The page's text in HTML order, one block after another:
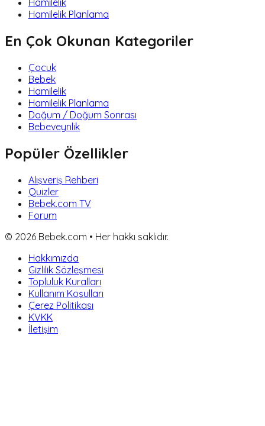
Hamilelik
Hamilelik Planlama
En Çok Okunan Kategoriler
Çocuk
Bebek
Hamilelik
Hamilelik Planlama
Doğum / Doğum Sonrası
Bebeveynlik
Popüler Özellikler
Alışveriş Rehberi
Quizler
Bebek.com TV
Forum
© 2026 Bebek.com • Her hakkı saklıdır.
Hakkımızda
Gizlilik Sözleşmesi
Topluluk Kuralları
Kullanım Koşulları
Çerez Politikası
KVKK
İletişim